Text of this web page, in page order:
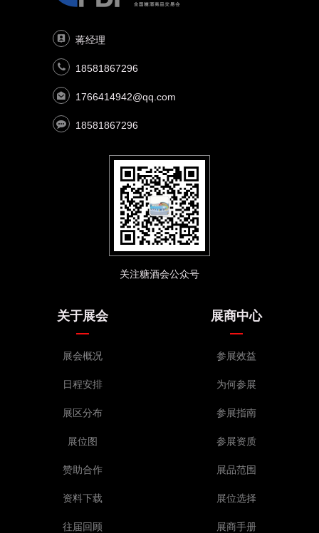
蒋经理
18581867296
1766414942@qq.com
18581867296
关注糖酒会公众号
关于展会
展会概况
日程安排
展区分布
展位图
赞助合作
资料下载
往届回顾
展商中心
参展效益
为何参展
参展指南
参展资质
展品范围
展位选择
展商手册